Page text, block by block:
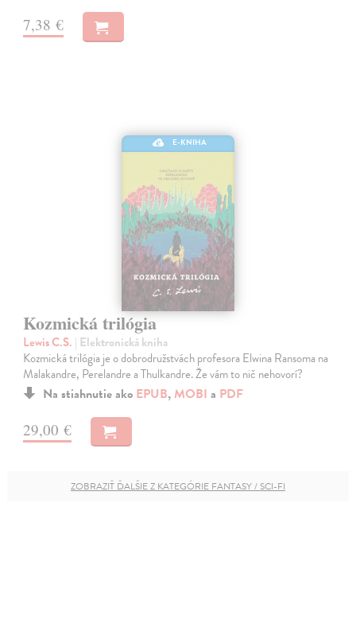
7,38 €
E-KNIHA
Kozmická trilógia
Lewis C.S. | Elektronická kniha
Kozmická trilógia je o dobrodružstvách profesora Elwina Ransoma na
Malakandre, Perelandre a Thulkandre. Že vám to nič nehovorí?
Na stiahnutie ako EPUB, MOBI a PDF
29,00 €
ZOBRAZIŤ ĎALŠIE Z KATEGÓRIE FANTASY / SCI-FI